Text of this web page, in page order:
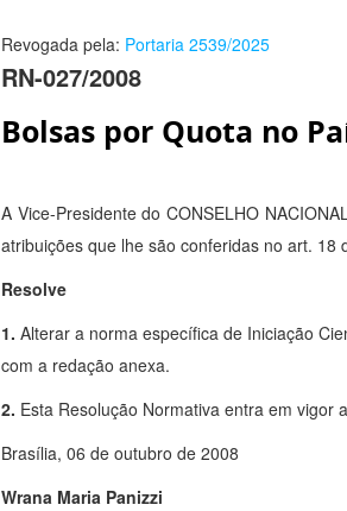
Revogada pela: Portaria 2539/2025
RN-027/2008
Bolsas por Quota no
A Vice-Presidente do CONSELHO
atribuições que lhe são conferidas no art. 18
Resolve
1.Alterar a norma específica de Iniciação
com a redação anexa.
2. Esta Resolução Normativa entra em vigor
Brasília, 06 de outubro de 2008
Wrana Maria Panizzi